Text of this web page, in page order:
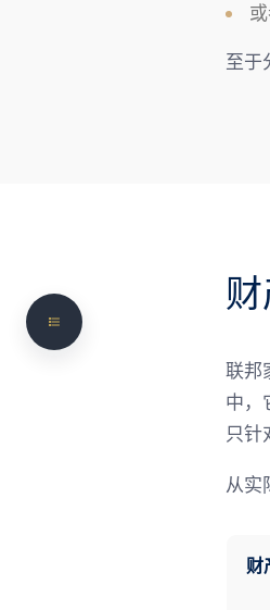
至于
联邦
中，
只针
从实
财
需要专业的法律协助？
婚前协议是不是越早签
分居后还能用财产协议